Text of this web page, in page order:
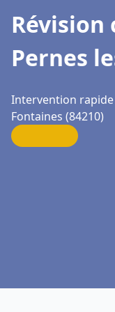
Révision
Pernes
Intervention
Fontaines (84210)